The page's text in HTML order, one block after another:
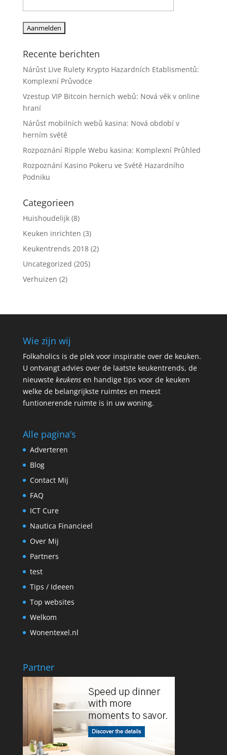
Recente berichten
Nárůst Live Rulety Krypto Hazardních Etablismentů:
Komplexní Průvodce
Vzestup VIP Bitcoin herních webů: Nová věk v online
hraní
Nárůst mobilních webů kasina: Nová období v
herním světě
Rozpoznání Ripple Webu kasina: Komplexní Průhled
Rozpoznání Kasino Pokeru ve Světě Hazardního
Podniku
Categorieen
Huishoudelijk(8)
Keuken inrichten (3)
Keukentrends 2018(2)
Uncategorized (205)
Verhuizen (2)
Wie zijn wij
Folkaholics is de plek voor inspiratie over de keuken.
U ontvangt advies over de laatste keukentrends, de
nieuwste keukensen handige tips voor de keuken
welke de belangrijkste ruimtes en meest
funtionerende ruimte is in uw woning.
Alle pagina’s
Adverteren
Blog
Contact Mij
FAQ
ICT Cure
Nautica Financieel
Over Mij
Partners
test
Tips / Ideeen
Top websites
Welkom
Wonentexel.nl
Partner